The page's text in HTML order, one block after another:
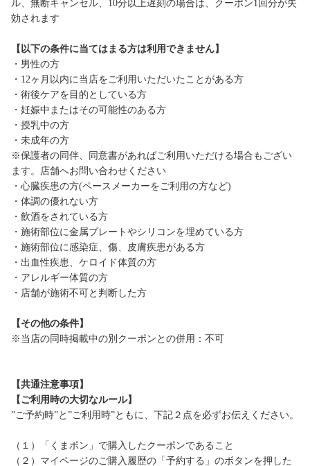
ル、無断キャンセル、10分以上遅刻の場合は、クーポン1回分が失
効されます
【以下の条件に当てはまる方は利用できません】
・男性の方
・12ヶ月以内に当店をご利用いただいたことがある方
・術後ケアを目的としている方
・妊娠中またはその可能性のある方
・授乳中の方
・未成年の方
※保護者の同伴、同意書があればご利用いただける場合もござい
ます。店舗へお問い合わせください
・心臓疾患の方(ペースメーカーをご利用の方など)
・体調の優れない方
・飲酒をされている方
・施術部位に金属プレートやシリコンを埋めている方
・施術部位に感染症、傷、皮膚疾患がある方
・出血性疾患、ケロイド体質の方
・アレルギー体質の方
・店舗が施術不可と判断した方
【その他の条件】
※当店の同時掲載中の別クーポンとの併用：不可
【共通注意事項】
【ご利用時の大切なルール】
”ご予約時”と”ご利用時”ともに、下記２点を必ずお伝えください。
（１）「くまポン」で購入したクーポンであること
（２）マイページのご購入履歴の「予約する」のボタンを押した